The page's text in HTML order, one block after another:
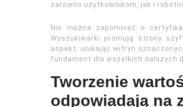
zarówno użytkownikom, jak i
Nie można zapomnieć o
Wyszukiwarki promują strony
aspekt, unikając witryn
fundament dla wszelkich dalszych
Tworzenie
odpowiadają na